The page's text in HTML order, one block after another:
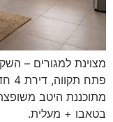
מצוינת למגורים –
בטאבו + מעלית.